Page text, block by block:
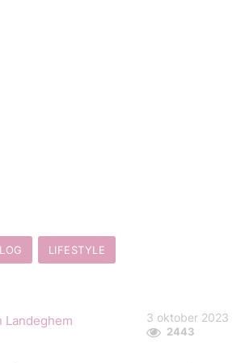
LIFESTYLE
Landeghem 3 oktober 2023
2443